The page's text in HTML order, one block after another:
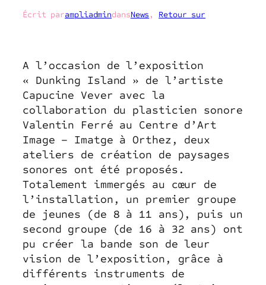
Écrit parampliadmindansNews , Retour sur
A l’occasion de l’exposition
« Dunking Island » de l’artiste
Capucine Vever avec la
collaboration du plasticien sonore
Valentin Ferré au Centre d’Art
Image – Imatge à Orthez, deux
ateliers de création de paysages
sonores ont été proposés.
Totalement immergés au cœur de
l’installation, un premier groupe
de jeunes (de 8 à 11 ans), puis un
second groupe (de 16 à 32 ans) ont
pu créer la bande son de leur
vision de l’exposition, grâce à
différents instruments de